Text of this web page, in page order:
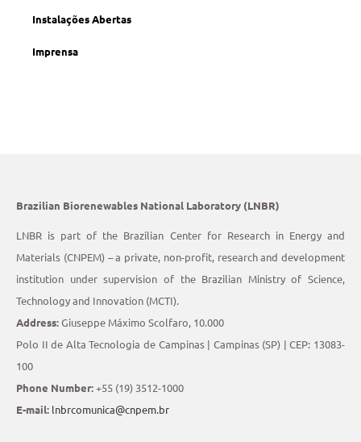
Instalações Abertas
Imprensa
Brazilian Biorenewables National Laboratory (LNBR)
LNBR is part of the Brazilian Center for Research in Energy and
Materials (CNPEM) – a private, non-profit, research and development
institution under supervision of the Brazilian Ministry of Science,
Technology and Innovation (MCTI).
Address:Giuseppe Máximo Scolfaro, 10.000
Polo II de Alta Tecnologia de Campinas | Campinas (SP) | CEP: 13083-
100
Phone Number:+55 (19) 3512-1000
E-mail: lnbrcomunica@cnpem.br